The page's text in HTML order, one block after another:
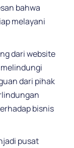
bahwa
melayani
dari website
dari pihak
bisnis
pusat